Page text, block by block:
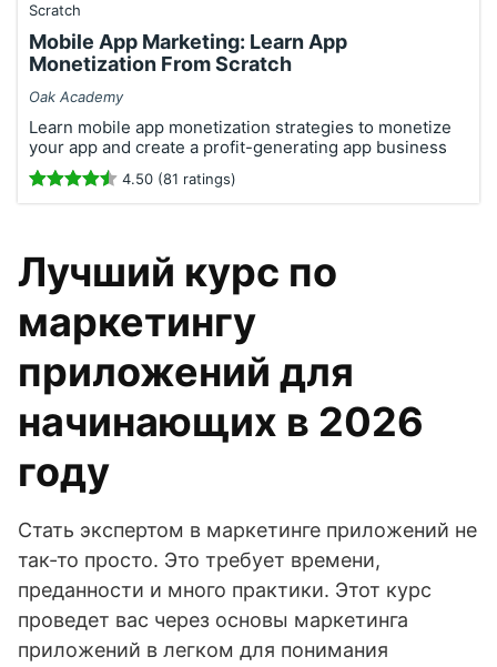
Mobile App Marketing: Learn App
Monetization From Scratch
Oak Academy
Learn mobile app monetization strategies to monetize
your app and create a profit-generating app business
4.50 (81 ratings)
Лучший курс по
маркетингу
приложений для
начинающих в 2026
году
Стать экспертом в маркетинге приложений не
так-то просто. Это требует времени,
преданности и много практики. Этот курс
проведет вас через основы маркетинга
приложений в легком для понимания